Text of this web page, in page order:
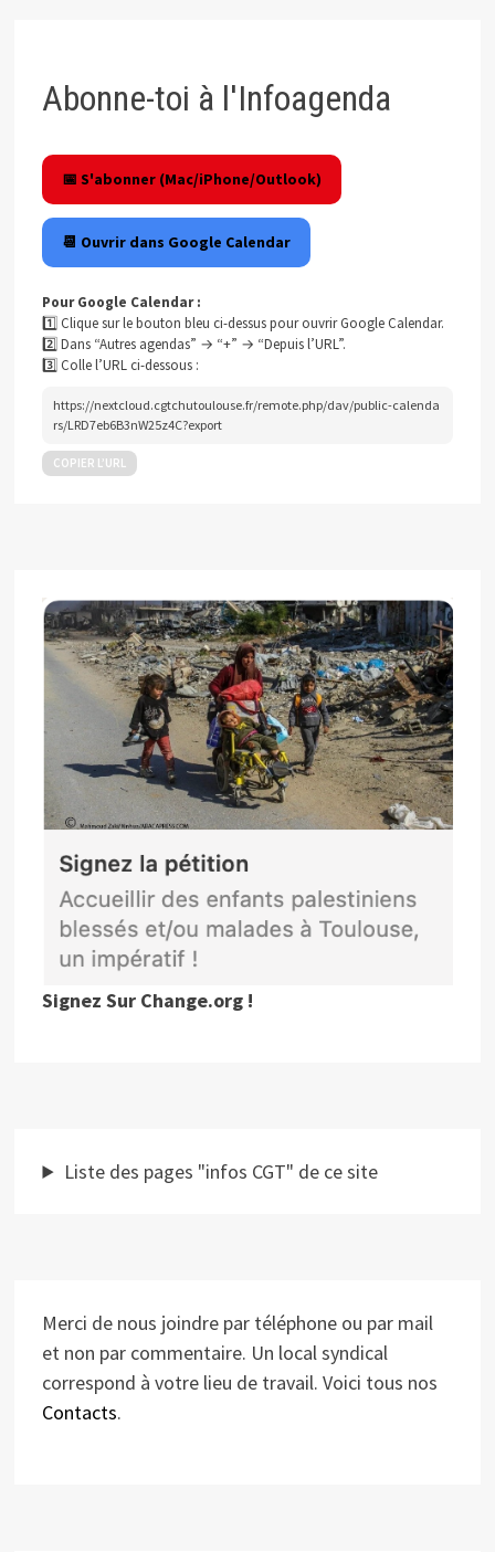
Abonne-toi à l'Infoagenda
📅 S'abonner (Mac/iPhone/Outlook)
📆 Ouvrir dans Google Calendar
Pour Google Calendar :
1️⃣ Clique sur le bouton bleu ci-dessus pour ouvrir Google Calendar.
2️⃣ Dans “Autres agendas” → “+” → “Depuis l’URL”.
3️⃣ Colle l’URL ci-dessous :
https://nextcloud.cgtchutoulouse.fr/remote.php/dav/public-calenda
rs/LRD7eb6B3nW25z4C?export
COPIER L’URL
Signez Sur Change.org !
Liste des pages "infos CGT" de ce site
Merci de nous joindre par téléphone ou par mail
et non par commentaire. Un local syndical
correspond à votre lieu de travail. Voici tous nos
Contacts.